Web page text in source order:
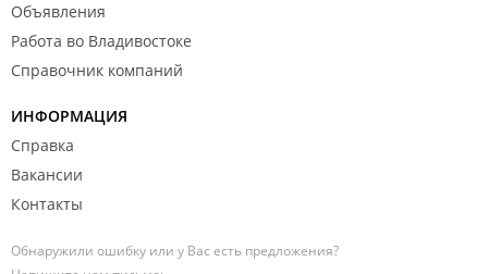
Объявления
Работа во Владивостоке
Справочник компаний
ИНФОРМАЦИЯ
Справка
Вакансии
Контакты
Обнаружили ошибку или у Вас есть предложения?